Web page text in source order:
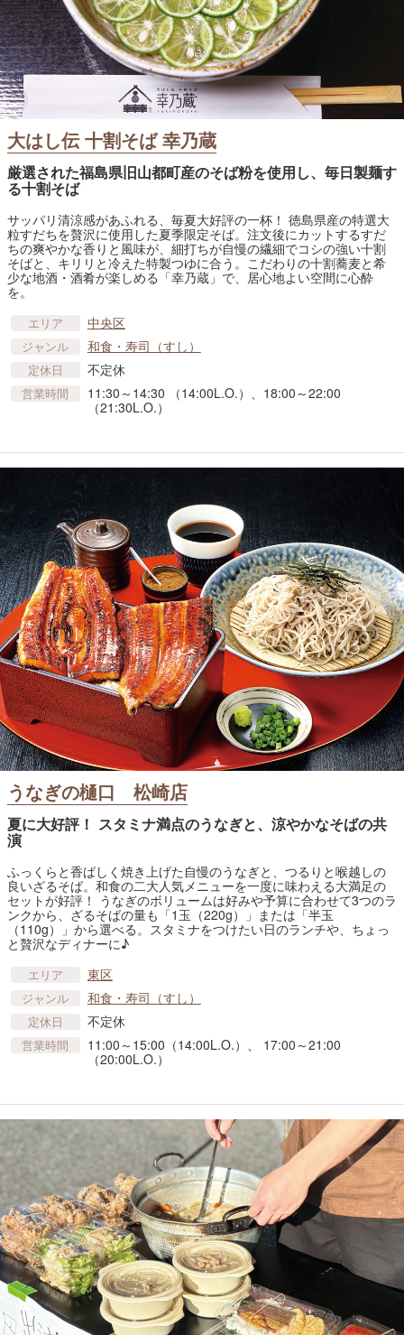
大はし伝 十割そば 幸乃蔵
厳選された福島県旧山都町産のそば粉を使用し、毎日製麺す
る十割そば
サッパリ清涼感があふれる、毎夏大好評の一杯！ 徳島県産の特選大
粒すだちを贅沢に使用した夏季限定そば。注文後にカットするすだ
ちの爽やかな香りと風味が、細打ちが自慢の繊細でコシの強い十割
そばと、キリリと冷えた特製つゆに合う。こだわりの十割蕎麦と希
少な地酒・酒肴が楽しめる「幸乃蔵」で、居心地よい空間に心酔
を。
エリア 中央区
ジャンル 和食・寿司（すし）
定休日 不定休
営業時間
11:30～14:30 （14:00L.O.）、18:00～22:00
（21:30L.O.）
うなぎの樋口 松崎店
夏に大好評！ スタミナ満点のうなぎと、涼やかなそばの共
演
ふっくらと香ばしく焼き上げた自慢のうなぎと、つるりと喉越しの
良いざるそば。和食の二大人気メニューを一度に味わえる大満足の
セットが好評！ うなぎのボリュームは好みや予算に合わせて3つのラ
ンクから、ざるそばの量も「1玉（220g）」または「半玉
（110g）」から選べる。スタミナをつけたい日のランチや、ちょっ
と贅沢なディナーに♪
エリア 東区
ジャンル 和食・寿司（すし）
定休日 不定休
営業時間
11:00～15:00（14:00L.O.）、 17:00～21:00
（20:00L.O.）